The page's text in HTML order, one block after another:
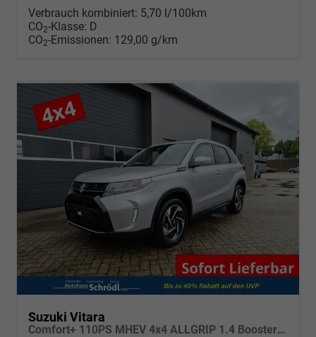
Verbrauch kombiniert: 5,70 l/100km
CO2-Klasse: D
CO2-Emissionen: 129,00 g/km
Suzuki Vitara
Comfort+ 110PS MHEV 4x4 ALLGRIP 1.4 Boosterjet Allrad Teilleder mit Alcantara Navi Klimaautomatik Sitzheizung ACC PDC v+h Rückf.Kamera Suzuki-Radio Apple CarPlay Android Auto Touchscreen 2xKeyless 17-LM